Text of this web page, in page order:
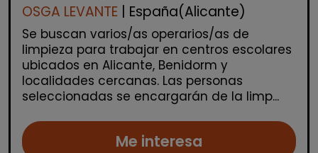
OSGA LEVANTE | España(Alicante)
Se buscan varios/as operarios/as de
limpieza para trabajar en centros escolares
ubicados en Alicante, Benidorm y
localidades cercanas. Las personas
seleccionadas se encargarán de la limp...
Me interesa